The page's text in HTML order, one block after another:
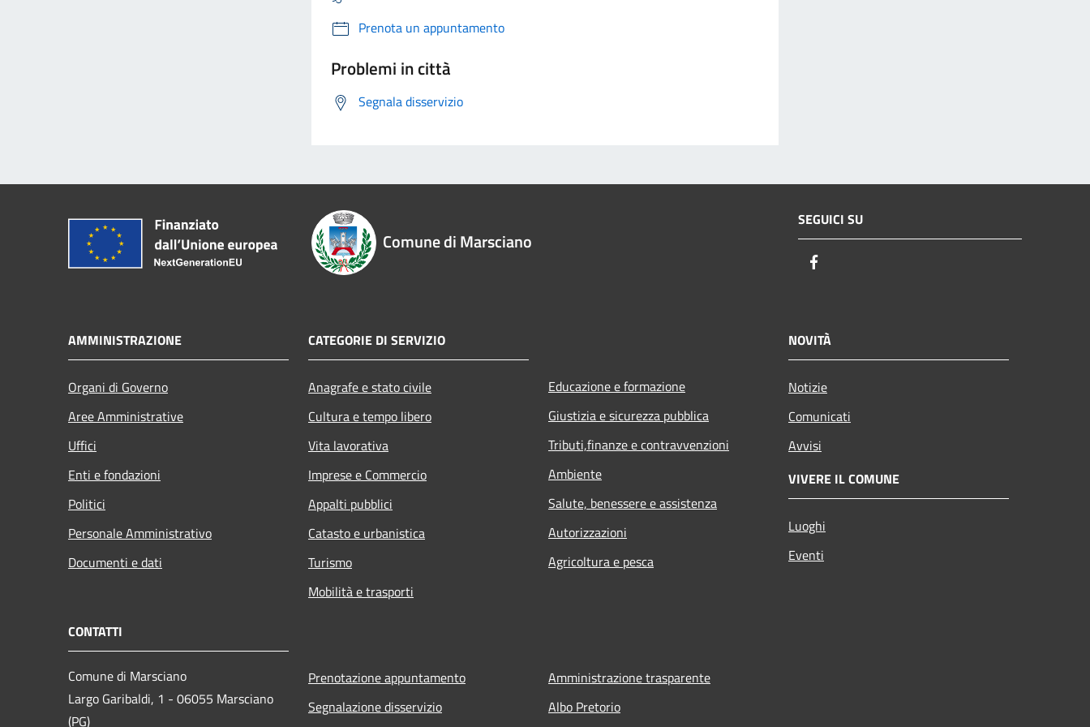
Prenota un appuntamento
Problemi in città
Segnala disservizio
Comune di Marsciano
SEGUICI SU
AMMINISTRAZIONE
Organi di Governo
Aree Amministrative
Uffici
Enti e fondazioni
Politici
Personale Amministrativo
Documenti e dati
CATEGORIE DI SERVIZIO
Anagrafe e stato civile
Cultura e tempo libero
Vita lavorativa
Imprese e Commercio
Appalti pubblici
Catasto e urbanistica
Turismo
Mobilità e trasporti
Educazione e formazione
Giustizia e sicurezza pubblica
Tributi,finanze e contravvenzioni
Ambiente
Salute, benessere e assistenza
Autorizzazioni
Agricoltura e pesca
NOVITÀ
Notizie
Comunicati
Avvisi
VIVERE IL COMUNE
Luoghi
Eventi
CONTATTI
Comune di Marsciano
Largo Garibaldi, 1 - 06055 Marsciano
(PG)
Prenotazione appuntamento
Segnalazione disservizio
Amministrazione trasparente
Albo Pretorio